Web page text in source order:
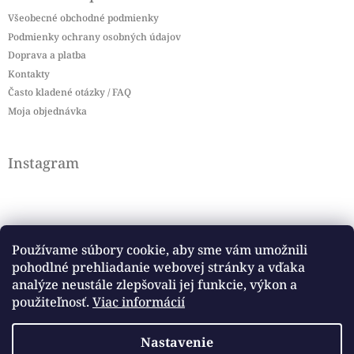
Používame súbory cookie, aby sme vám umožnili
pohodlné prehliadanie webovej stránky a vďaka
analýze neustále zlepšovali jej funkcie, výkon a
použiteľnosť. Viac informácií
Nastavenie
Všeobecné obchodné podmienky
Podmienky ochrany osobných údajov
Doprava a platba
Kontakty
Často kladené otázky / FAQ
Moja objednávka
Instagram
Sledovať na Instagrame
Facebook